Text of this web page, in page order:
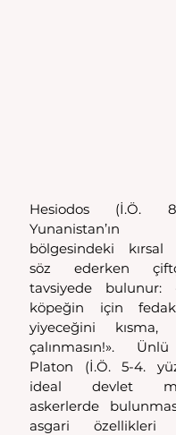
Hesiodos (İ.Ö.
bölgesindeki kırsal
söz ederken
tavsiyede bulunur:
köpeğin için
yiyeceğini
çalınmasın!».
Platon (İ.Ö. 5-4.
ideal devlet
askerlerde
asgari özellikleri